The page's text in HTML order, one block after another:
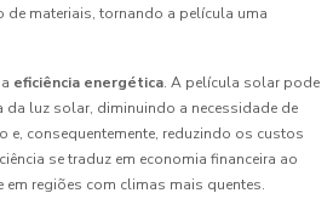
de materiais, tornando a película uma
eficiência energética. A película solar pode
da luz solar, diminuindo a necessidade de
e, consequentemente, reduzindo os custos
se traduz em economia financeira ao
regiões com climas mais quentes.